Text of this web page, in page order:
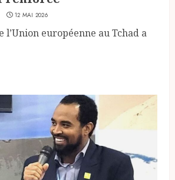
12 MAI 2026
l’Union européenne au Tchad a